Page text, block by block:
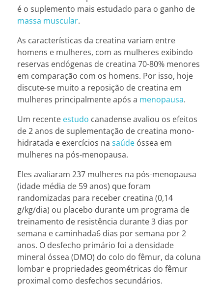
é o suplemento mais estudado para o ganho de
massa muscular.
As características da creatina variam entre
homens e mulheres, com as mulheres exibindo
reservas endógenas de creatina 70-80% menores
em comparação com os homens. Por isso, hoje
discute-se muito a reposição de creatina em
mulheres principalmente após a menopausa.
Um recente estudo canadense avaliou os efeitos
de 2 anos de suplementação de creatina mono-
hidratada e exercícios na saúde óssea em
mulheres na pós-menopausa.
Eles avaliaram 237 mulheres na pós-menopausa
(idade média de 59 anos) que foram
randomizadas para receber creatina (0,14
g/kg/dia) ou placebo durante um programa de
treinamento de resistência durante 3 dias por
semana e caminhada6 dias por semana por 2
anos. O desfecho primário foi a densidade
mineral óssea (DMO) do colo do fêmur, da coluna
lombar e propriedades geométricas do fêmur
proximal como desfechos secundários.